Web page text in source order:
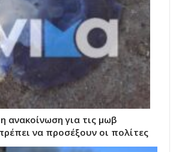
ανακοίνωση για τις μωβ
να προσέξουν οι πολίτες